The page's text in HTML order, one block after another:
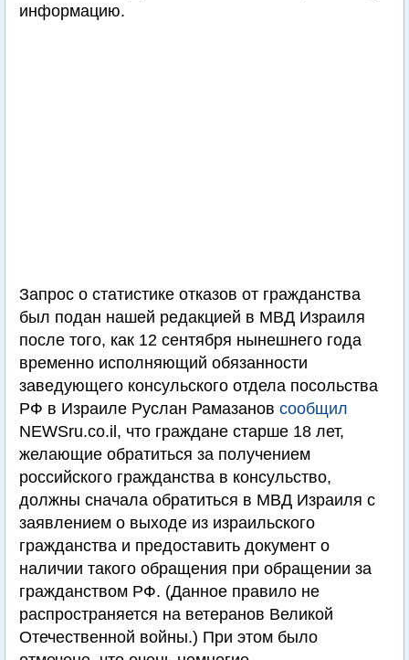
информацию.
Запрос о статистике отказов от гражданства
был подан нашей редакцией в МВД Израиля
после того, как 12 сентября нынешнего года
временно исполняющий обязанности
заведующего консульского отдела посольства
РФ в Израиле Руслан Рамазанов сообщил
NEWSru.co.il, что граждане старше 18 лет,
желающие обратиться за получением
российского гражданства в консульство,
должны сначала обратиться в МВД Израиля с
заявлением о выходе из израильского
гражданства и предоставить документ о
наличии такого обращения при обращении за
гражданством РФ. (Данное правило не
распространяется на ветеранов Великой
Отечественной войны.) При этом было